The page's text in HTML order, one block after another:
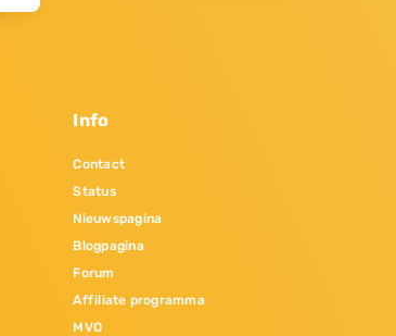
Info
Contact
Status
Nieuwspagina
Blogpagina
Forum
Affiliate programma
MVO